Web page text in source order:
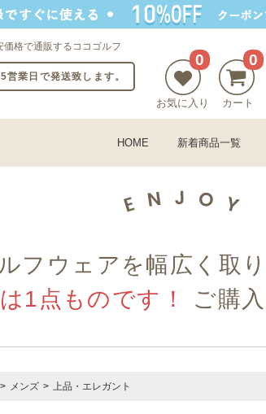
格で通販するココゴルフ
営業日で発送致します。
0
お気に入り
0
カート
HOME 新着商品一覧
フウェアを幅広く取
1点ものです！ ご購
> メンズ > 上品・エレガント